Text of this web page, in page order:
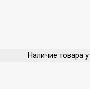
Наличие товара